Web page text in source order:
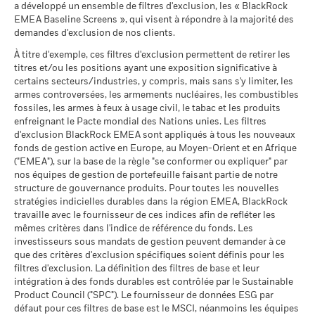
Indice de
référence
1 (%) USD
La performance indiquée est calculée après déduction des
frais courants. Les frais d’entrée/de sortie ne sont pas inclus
dans le calcul.
Les chiffres indiqués se rapportent aux performances
passées.
Les performances passées ne sont pas un indicateur
fiable des performances futures. Les marchés pourraient
évoluer très différemment. Ceci peut vous aider à évaluer la
façon dont le fonds a été géré dans le passé
La performance est indiquée sur la base de la Valeur nette
d’inventaire (VNI), avec le revenu brut réinvesti le cas échéant.
Le rendement de votre investissement peut augmenter ou
diminuer en raison des fluctuations des devises si votre
investissement est effectué dans une devise autre que celle
utilisée dans le calcul des performances passées. Source :
capitalisation) s'élève à 1,32% (max. 4000 €). Les dividendes
perçus au titre des actions de distribution sont soumis au
belge applicable aux intérêts inclus dans le prix de rachat des
actions de capitalisation et de distribution investissant plus
de 10% de leurs actifs dans des titres de créance s'élève à
30%.
Publication de la valeur nette d'inventaire:
www.blackrock.com/be, De Tijd,www.fundinfo.com. Pour toute
réclamation concernant ce compartiment, veuillez contacter
BlackRock au 02 402 49 00 ou par e-mail à l’adresse
belux@blackrock.com. Pour votre protection, les appels
téléphoniques sont souvent enregistrés.Vous pouvez
également contacter le Service de médiation des
consommateurs. Vous trouverez de plus amples informations
à l’adresse
http://www.ombudsfin.be
Le scénario de tension montre ce que vous pourriez obtenir
dans des situations de marché extrêmes.
Pointage de qualité ESG
MSCI (0-10)
4,29
Classification mondiale des
fonds selon Lipper
Bond Emerging Markets
Global HC
Moyenne pondérée de
l'intensité carbone MSCI
(tonnes de CO2e/M$ de
ventes)
au 17/juil./2026
1,24
% des avoirs à l'égard
desquels des données ESG
MSCI
au 17/juil./2026
99,45
Pointage de qualité ESG
MSCI - centile par rapport aux
au 17/juil./2026
Fonds dans le groupe de
pairs
au 17/juil./2026
384
MSCI - Charbon thermique
au 30/juin/2026
0,00%
MSCI - Sables bitumineux
au 30/juin/2026
0,00%
Données sur la
participation aux secteurs
d'activité
au 30/juin/2026
3,20%
Pourcentage des avoirs du
fonds à l'égard desquels
des données ne sont pas
disponibles
au 30/juin/2026
97,00%
L'exposition de BlackRock aux secteurs d'activité, telle qu'elle
est indiquée ci-dessus, pour le charbon thermique et les
sables bitumineux, est calculée et déclarée pour les
entreprises qui tirent plus de 5 % de leurs revenus du
Sustainability related disclosure - SEMBB_AG
Sustainability related disclosure - SEMBB_AG
(fr)
Voir tous les documents
a développé un ensemble de filtres d'exclusion, les « BlackRock
EMEA Baseline Screens », qui visent à répondre à la majorité des
demandes d'exclusion de nos clients.
À titre d'exemple, ces filtres d'exclusion permettent de retirer les
titres et/ou les positions ayant une exposition significative à
certains secteurs/industries, y compris, mais sans s'y limiter, les
armes controversées, les armements nucléaires, les combustibles
fossiles, les armes à feux à usage civil, le tabac et les produits
enfreignant le Pacte mondial des Nations unies. Les filtres
d'exclusion BlackRock EMEA sont appliqués à tous les nouveaux
fonds de gestion active en Europe, au Moyen-Orient et en Afrique
("EMEA"), sur la base de la règle "se conformer ou expliquer" par
nos équipes de gestion de portefeuille faisant partie de notre
structure de gouvernance produits. Pour toutes les nouvelles
stratégies indicielles durables dans la région EMEA, BlackRock
travaille avec le fournisseur de ces indices afin de refléter les
mêmes critères dans l'indice de référence du fonds. Les
investisseurs sous mandats de gestion peuvent demander à ce
que des critères d'exclusion spécifiques soient définis pour les
filtres d'exclusion. La définition des filtres de base et leur
intégration à des fonds durables est contrôlée par le Sustainable
Product Council ("SPC"). Le fournisseur de données ESG par
défaut pour ces filtres de base est le MSCI, néanmoins les équipes